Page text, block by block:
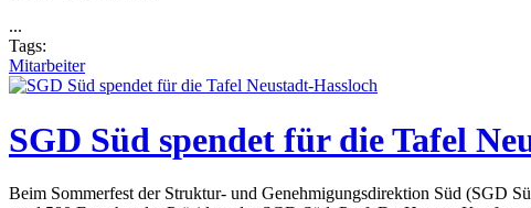
...
Tags:
Mitarbeiter
SGD Süd spendet für die Tafel
Beim Sommerfest der Struktur- und Genehmigungsdirektion Süd (SGD